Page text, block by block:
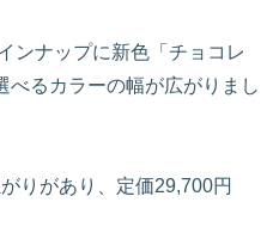
ンナップに新色「チョコレ
べるカラーの幅が広がりまし
りがあり、定価29,700円